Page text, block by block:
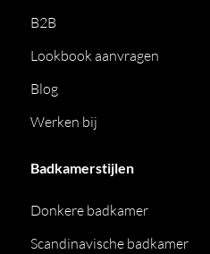
B2B
Lookbook aanvragen
Blog
Werken bij
Badkamerstijlen
Donkere badkamer
Scandinavische badkamer